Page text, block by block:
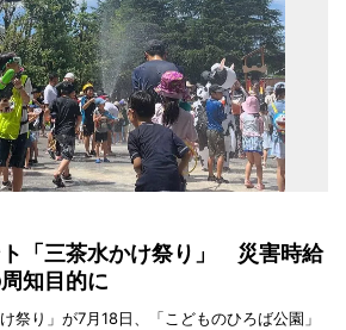
「三茶水かけ祭り」 災害時給
知目的に
祭り」が7月18日、「こどものひろば公園」